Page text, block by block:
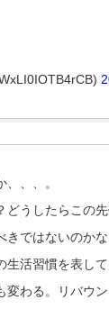
、、、。
どうしたらこの
きではないのかな
生活習慣を表し
変わる。リバウ